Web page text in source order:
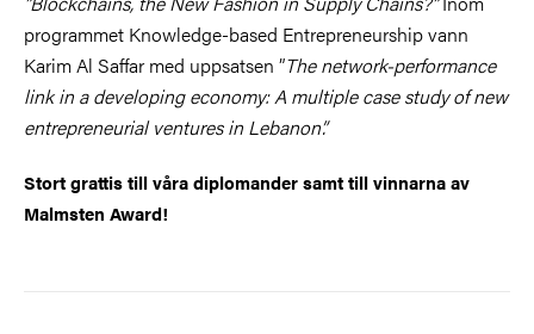
programmet Knowledge-based Entrepreneurship vann
Karim Al Saffar med uppsatsen ”The network-performance
link in a developing economy: A multiple case study of new
entrepreneurial ventures in Lebanon”.
Stort grattis till våra diplomander samt till vinnarna av
Malmsten Award!